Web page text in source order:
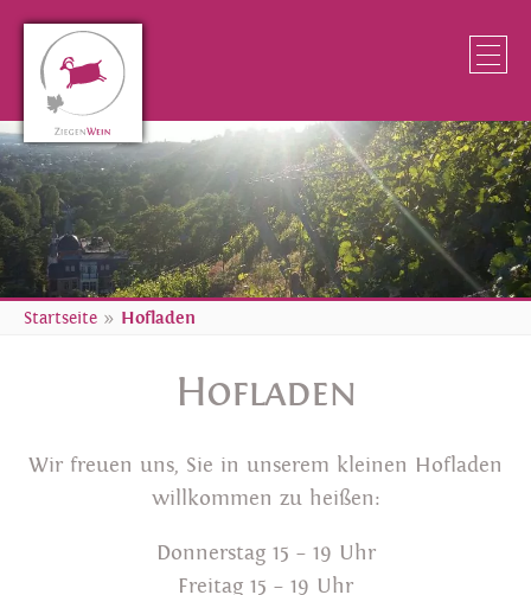
Startseite » Hofladen
Hofladen
Wir freuen uns, Sie in unserem kleinen Hofladen
willkommen zu heißen:
Donnerstag 15 – 19 Uhr
Freitag 15 – 19 Uhr